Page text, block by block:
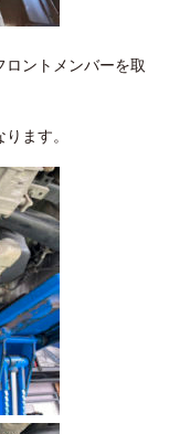
ントメンバーを取
ます。